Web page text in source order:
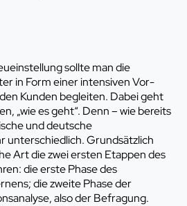
sollte man die
in Form einer intensiven Vor-
Kunden begleiten. Dabei geht
„wie es geht“. Denn – wie bereits
und deutsche
unterschiedlich. Grundsätzlich
Art die zwei ersten Etappen des
die erste Phase des
die zweite Phase der
also der Befragung.